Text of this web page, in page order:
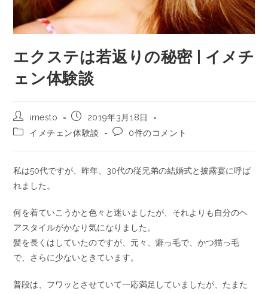
エクステは若返りの秘密 | イメチ
ェン体験談
imesto
2019年3月18日
イメチェン体験談
0件のコメント
私は50代ですが、昨年、30代の従兄弟の結婚式と披露宴に呼ば
れました。
何を着ていこうかと色々と迷いましたが、それよりも自分のヘ
アスタイルがかなり気になりました。
髪を長くはしていたのですが、元々、癖っ毛で、かつ猫っ毛
で、さらに少ないときています。
普段は、フワッとさせていて一応満足していましたが、たまた